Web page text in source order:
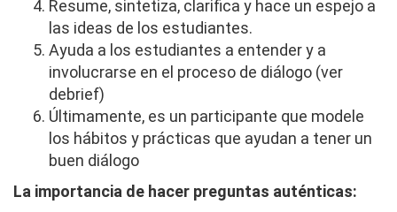
Resume, sintetiza, clarifica y hace un espejo a
las ideas de los estudiantes.
Ayuda a los estudiantes a entender y a
involucrarse en el proceso de diálogo (ver
debrief)
Últimamente, es un participante que modele
los hábitos y prácticas que ayudan a tener un
buen diálogo
La importancia de hacer preguntas auténticas: